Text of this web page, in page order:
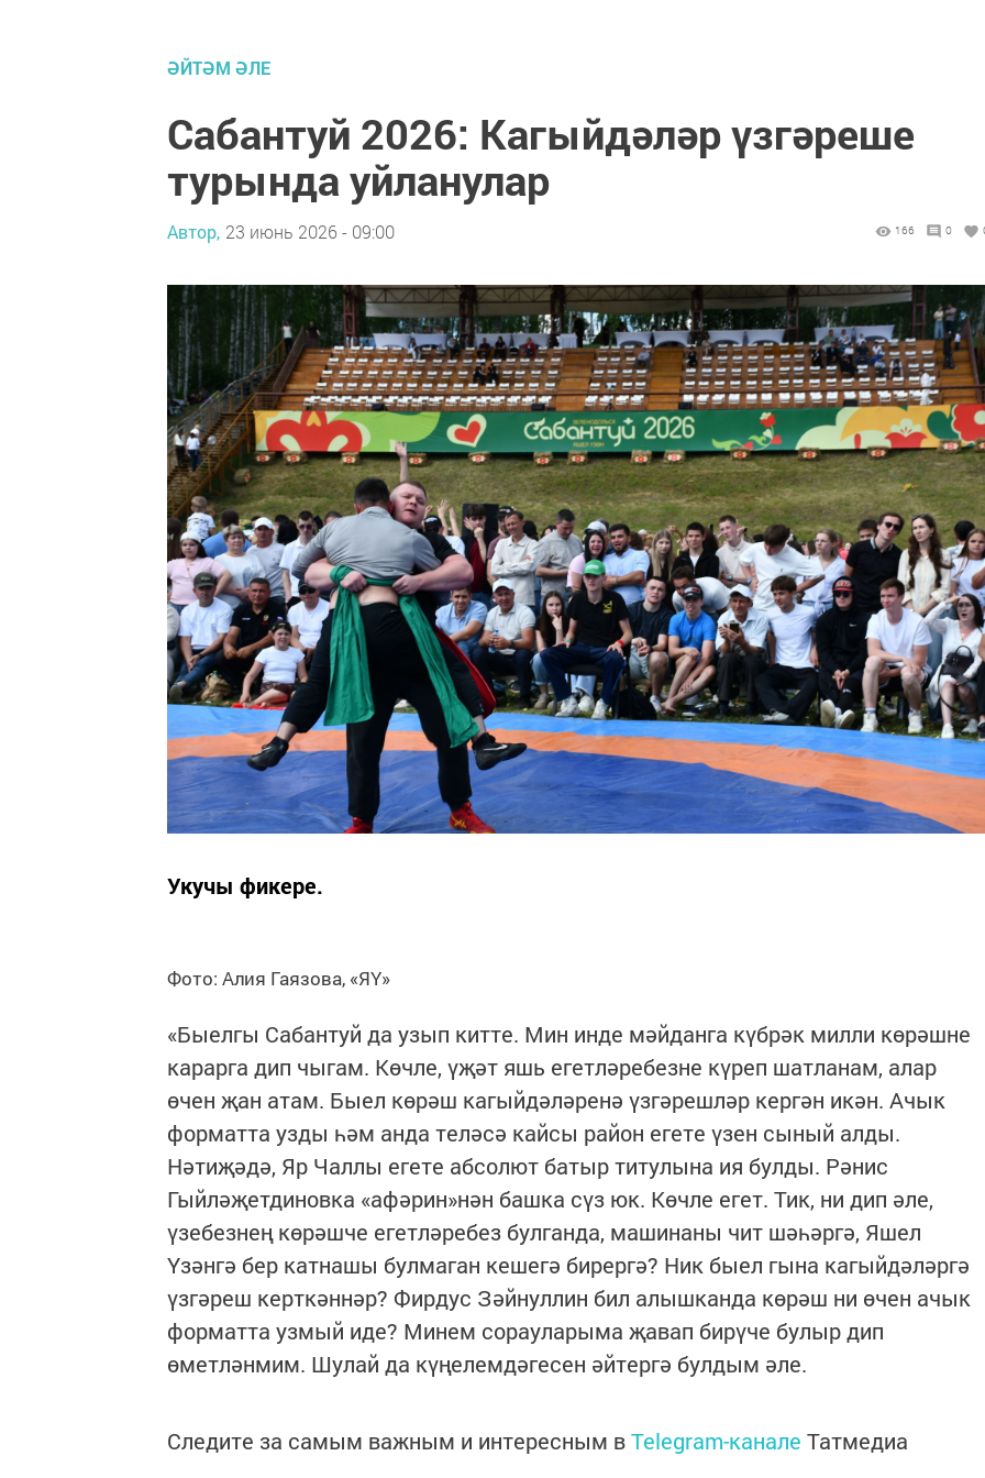
ӘЙТӘМ ӘЛЕ
Сабантуй 2026: Кагыйдәләр үзгәреше
турында уйланулар
Автор, 23 июнь 2026 - 09:00 166 0
Укучы фикере.
Фото: Алия Гаязова, «ЯҮ»
«Быелгы Сабантуй да узып китте. Мин инде мәйданга күбрәк милли көрәшне
карарга дип чыгам. Көчле, үҗәт яшь егетләребезне күреп шатланам, алар
өчен җан атам. Быел көрәш кагыйдәләренә үзгәрешләр кергән икән. Ачык
форматта узды һәм анда теләсә кайсы район егете үзен сыный алды.
Нәтиҗәдә, Яр Чаллы егете абсолют батыр титулына ия булды. Рәнис
Гыйләҗетдиновка «афәрин»нән башка сүз юк. Көчле егет. Тик, ни дип әле,
үзебезнең көрәшче егетләребез булганда, машинаны чит шәһәргә, Яшел
Үзәнгә бер катнашы булмаган кешегә бирергә? Ник быел гына кагыйдәләргә
үзгәреш керткәннәр? Фирдус Зәйнуллин бил алышканда көрәш ни өчен ачык
форматта узмый иде? Минем сорауларыма җавап бирүче булыр дип
өметләнмим. Шулай да күңелемдәгесен әйтергә булдым әле.
Следите за самым важным и интересным вTelegram-канале Татмедиа